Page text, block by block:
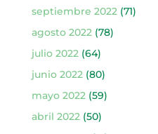
septiembre 2022(71)
agosto 2022(78)
julio 2022(64)
junio 2022(80)
mayo 2022(59)
abril 2022(50)